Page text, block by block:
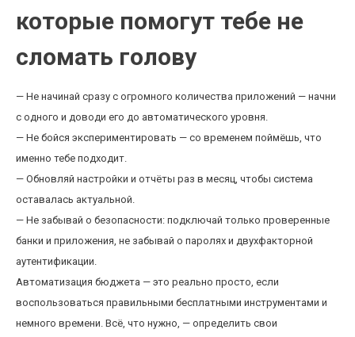
которые помогут тебе не
сломать голову
— Не начинай сразу с огромного количества приложений — начни
с одного и доводи его до автоматического уровня.
— Не бойся экспериментировать — со временем поймёшь, что
именно тебе подходит.
— Обновляй настройки и отчёты раз в месяц, чтобы система
оставалась актуальной.
— Не забывай о безопасности: подключай только проверенные
банки и приложения, не забывай о паролях и двухфакторной
аутентификации.
Автоматизация бюджета — это реально просто, если
воспользоваться правильными бесплатными инструментами и
немного времени. Всё, что нужно, — определить свои